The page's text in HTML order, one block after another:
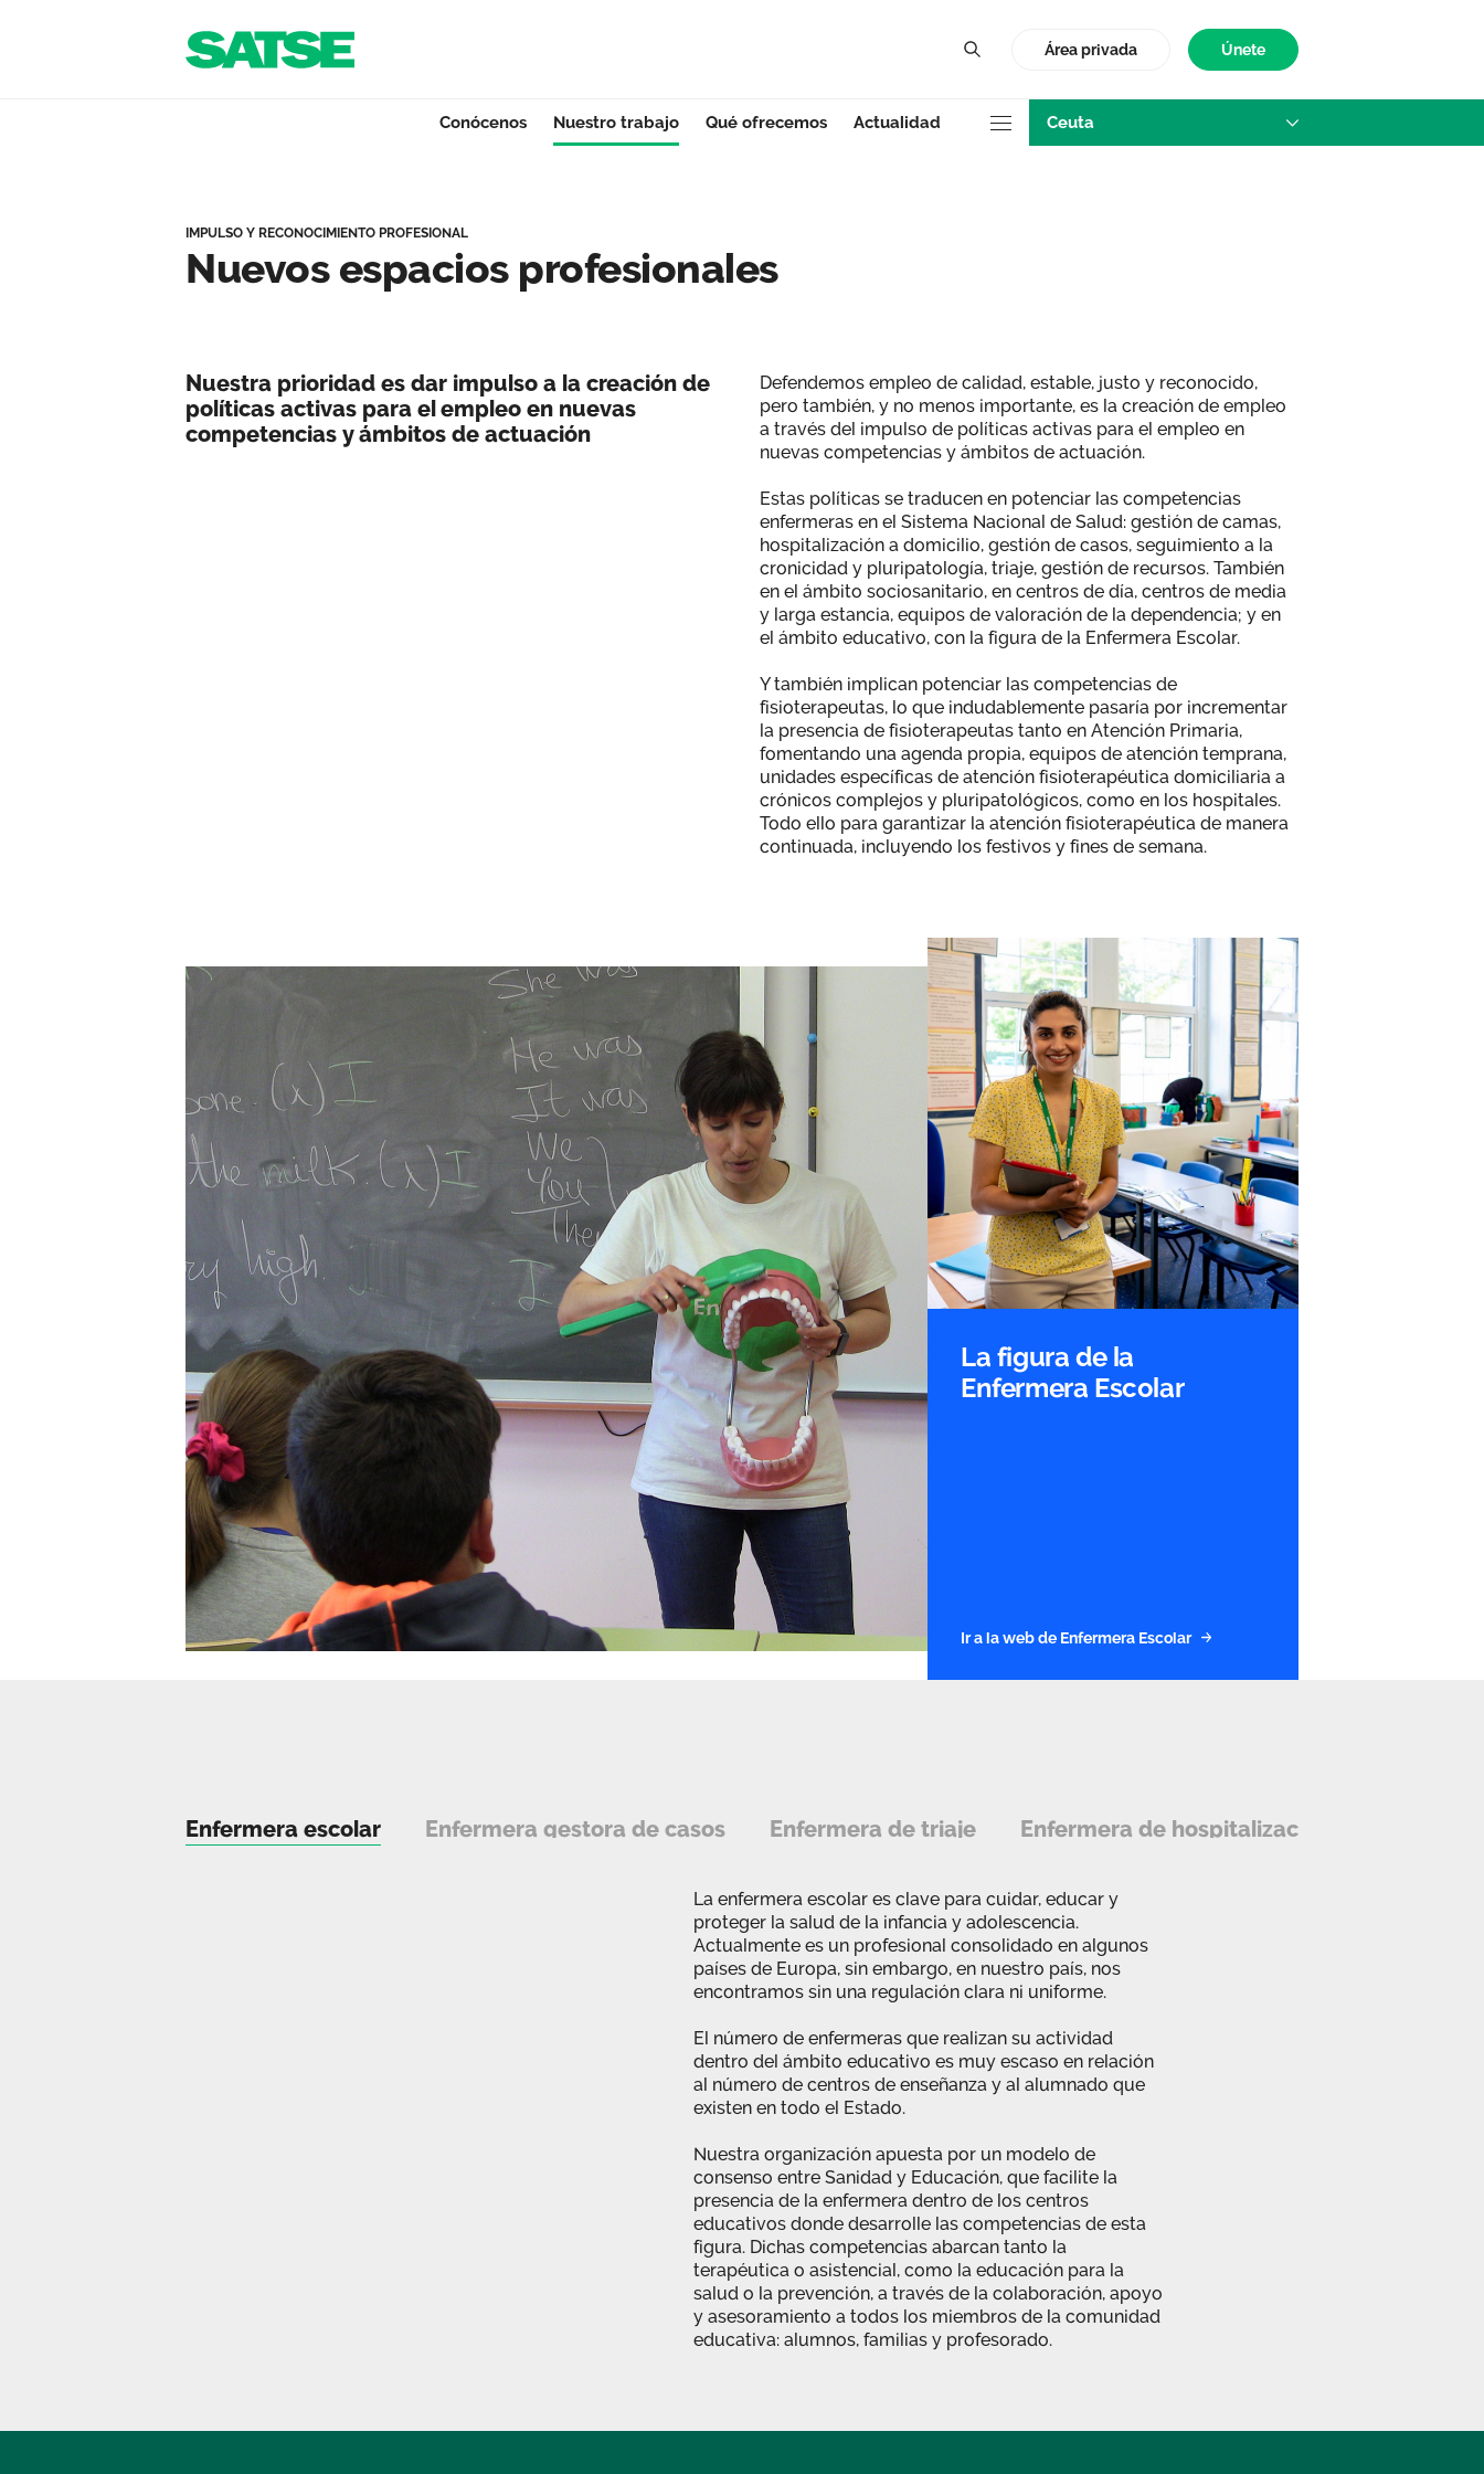
Navegación
Área privada
Únete
Conócenos Nuestro trabajo Qué ofrecemos Actualidad
Qué ofrecemos
Ceuta
IMPULSO Y RECONOCIMIENTO PROFESIONAL
Nuevos espacios profesionales
Nuestra prioridad es dar impulso a la creación de
políticas activas para el empleo en nuevas
competencias y ámbitos de actuación
Defendemos empleo de calidad, estable, justo y reconocido,
pero también, y no menos importante, es la creación de empleo
a través del impulso de políticas activas para el empleo en
nuevas competencias y ámbitos de actuación.
Estas políticas se traducen en potenciar las competencias
enfermeras en el Sistema Nacional de Salud: gestión de camas,
hospitalización a domicilio, gestión de casos, seguimiento a la
cronicidad y pluripatología, triaje, gestión de recursos. También
en el ámbito sociosanitario, en centros de día, centros de media
y larga estancia, equipos de valoración de la dependencia; y en
el ámbito educativo, con la figura de la Enfermera Escolar.
Y también implican potenciar las competencias de
fisioterapeutas, lo que indudablemente pasaría por incrementar
la presencia de fisioterapeutas tanto en Atención Primaria,
fomentando una agenda propia, equipos de atención temprana,
unidades específicas de atención fisioterapéutica domiciliaria a
crónicos complejos y pluripatológicos, como en los hospitales.
Todo ello para garantizar la atención fisioterapéutica de manera
continuada, incluyendo los festivos y fines de semana.
La figura de la
Enfermera Escolar
Ir a la web de Enfermera Escolar
Enfermera escolar Enfermera gestora de casos Enfermera de triaje Enfermera de hospitalización domiciliaria
La enfermera escolar es clave para cuidar, educar y
proteger la salud de la infancia y adolescencia.
Actualmente es un profesional consolidado en algunos
países de Europa, sin embargo, en nuestro país, nos
encontramos sin una regulación clara ni uniforme.
El número de enfermeras que realizan su actividad
dentro del ámbito educativo es muy escaso en relación
al número de centros de enseñanza y al alumnado que
existen en todo el Estado.
Nuestra organización apuesta por un modelo de
consenso entre Sanidad y Educación, que facilite la
presencia de la enfermera dentro de los centros
educativos donde desarrolle las competencias de esta
figura. Dichas competencias abarcan tanto la
terapéutica o asistencial, como la educación para la
salud o la prevención, a través de la colaboración, apoyo
y asesoramiento a todos los miembros de la comunidad
educativa: alumnos, familias y profesorado.